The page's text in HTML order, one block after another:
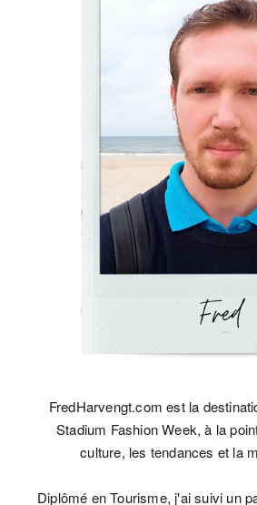
FredHarvengt.com est la
Stadium Fashion Week, à la
culture, les tendances et la
Diplômé en Tourisme, j'ai suivi un